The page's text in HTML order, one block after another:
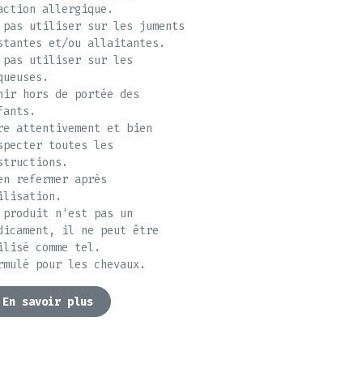
allergique.
pas utiliser sur les juments
et/ou allaitantes.
pas utiliser sur les
hors de portée des
attentivement et bien
toutes les
refermer après
produit n'est pas un
il ne peut être
comme tel.
pour les chevaux.
En savoir plus